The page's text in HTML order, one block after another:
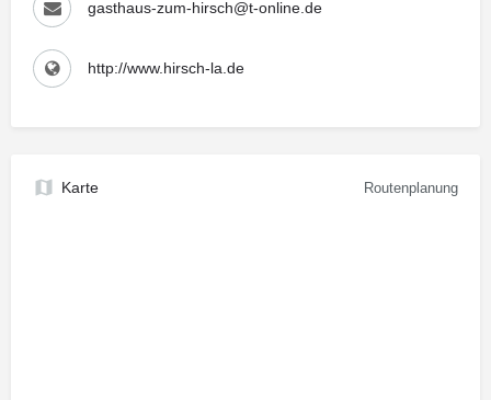
gasthaus-zum-hirsch@t-online.de
http://www.hirsch-la.de
Karte Routenplanung